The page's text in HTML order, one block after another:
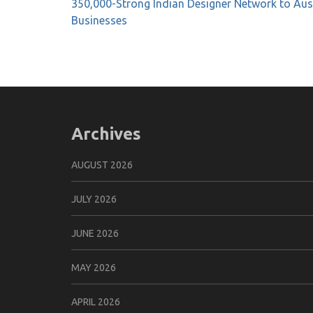
350,000-Strong Indian Designer Network to
Businesses
Archives
AUGUST 2026
JULY 2026
JUNE 2026
MAY 2026
APRIL 2026